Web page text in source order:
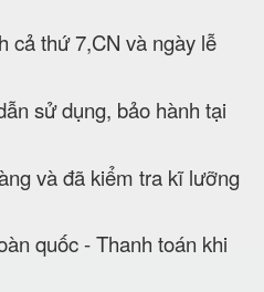
cả thứ 7,CN và ngày lễ
sử dụng, bảo hành tại
và đã kiểm tra kĩ lưỡng
quốc - Thanh toán khi